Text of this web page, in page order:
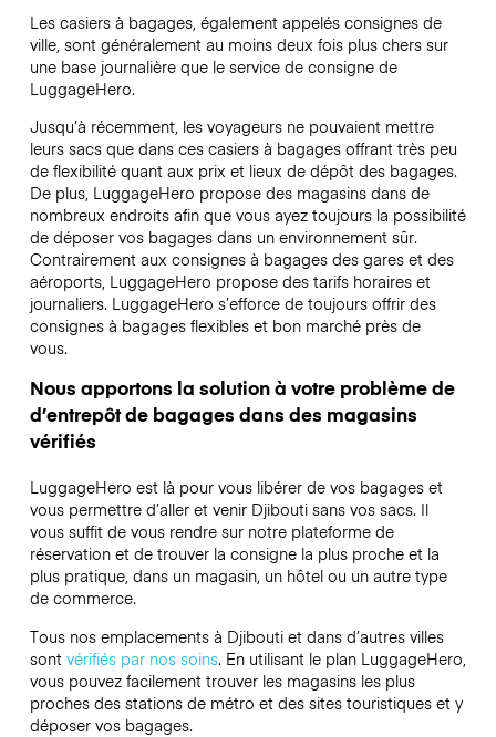
Les casiers à bagages, également appelés consignes de
ville, sont généralement au moins deux fois plus chers sur
une base journalière que le service de consigne de
LuggageHero.
Jusqu’à récemment, les voyageurs ne pouvaient mettre
leurs sacs que dans ces casiers à bagages offrant très peu
de flexibilité quant aux prix et lieux de dépôt des bagages.
De plus, LuggageHero propose des magasins dans de
nombreux endroits afin que vous ayez toujours la possibilité
de déposer vos bagages dans un environnement sûr.
Contrairement aux consignes à bagages des gares et des
aéroports, LuggageHero propose des tarifs horaires et
journaliers. LuggageHero s’efforce de toujours offrir des
consignes à bagages flexibles et bon marché près de
vous.
Nous apportons la solution à votre problème de
d’entrepôt de bagages dans des magasins
vérifiés
LuggageHero est là pour vous libérer de vos bagages et
vous permettre d’aller et venir Djibouti sans vos sacs. Il
vous suffit de vous rendre sur notre plateforme de
réservation et de trouver la consigne la plus proche et la
plus pratique, dans un magasin, un hôtel ou un autre type
de commerce.
Tous nos emplacements à Djibouti et dans d’autres villes
sont vérifiés par nos soins. En utilisant le plan LuggageHero,
vous pouvez facilement trouver les magasins les plus
proches des stations de métro et des sites touristiques et y
déposer vos bagages.